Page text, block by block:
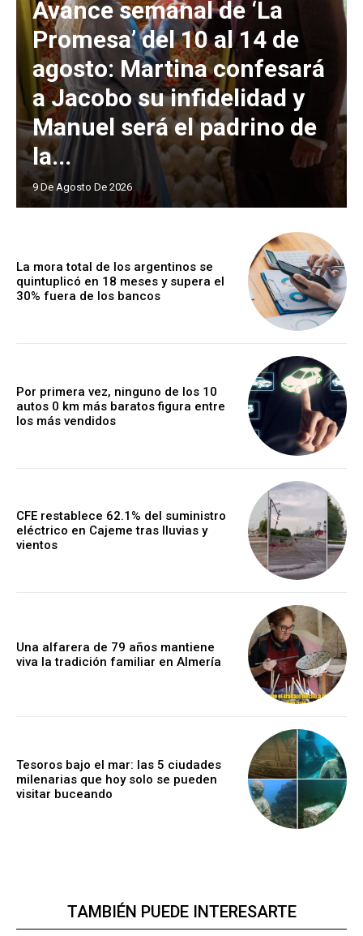
Avance semanal de ‘La
Promesa’ del 10 al 14 de
agosto: Martina confesará
a Jacobo su infidelidad y
Manuel será el padrino de
la...
9 De Agosto De 2026
La mora total de los argentinos se
quintuplicó en 18 meses y supera el
30% fuera de los bancos
Por primera vez, ninguno de los 10
autos 0 km más baratos figura entre
los más vendidos
CFE restablece 62.1% del suministro
eléctrico en Cajeme tras lluvias y
vientos
Una alfarera de 79 años mantiene
viva la tradición familiar en Almería
Tesoros bajo el mar: las 5 ciudades
milenarias que hoy solo se pueden
visitar buceando
TAMBIÉN PUEDE INTERESARTE